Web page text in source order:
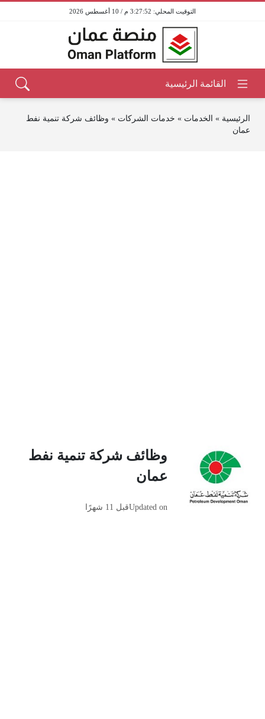
3:27:52 م / 10 أغسطس 2026
الرئيسية » الخدمات » خدمات الشركات » وظائف شركة تنمية نفط
عمان
وظائف شركة تنمية نفط
عمان
Updated onقبل 11 شهرًا